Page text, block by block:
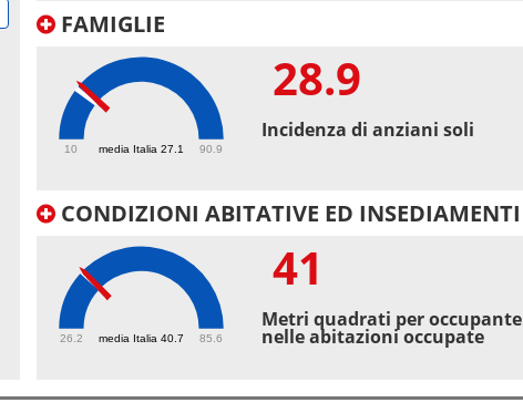
FAMIGLIE
media Italia 27.1
10 90.9
28.9
Incidenza di anziani soli
CONDIZIONI ABITATIVE ED INSEDIAMENTI
media Italia 40.7
26.2 85.6
41
Metri quadrati per occupante
nelle abitazioni occupate